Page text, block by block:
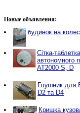
Новые объявления:
будинок на
Сітка-
автономного
AT2000 S, D
Глушник для
D2 та D4
Кришка